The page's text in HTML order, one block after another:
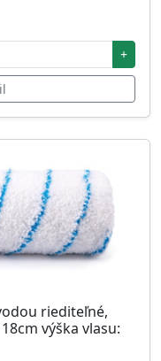
+
riediteľné,
výška vlasu: